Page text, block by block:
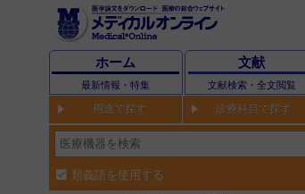
ホーム
最新情報・特集
文献
文献検索・全文閲覧
用途で探す 診療科目で探す
類義語を使用する